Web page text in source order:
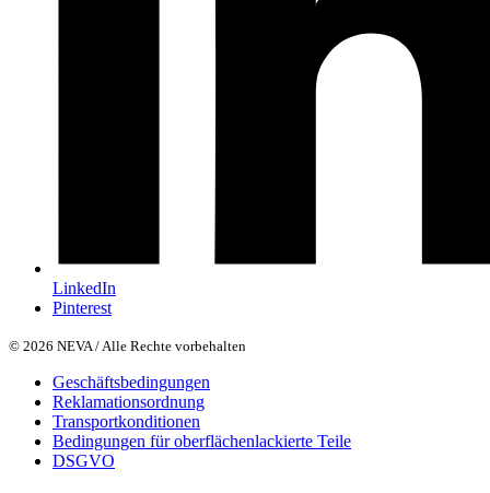
LinkedIn
Pinterest
© 2026 NEVA / Alle Rechte vorbehalten
Geschäftsbedingungen
Reklamationsordnung
Transportkonditionen
Bedingungen für oberflächenlackierte Teile
DSGVO